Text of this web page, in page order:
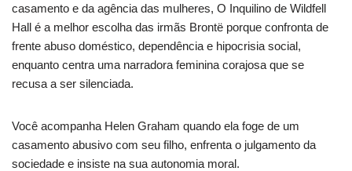
casamento e da agência das mulheres, O Inquilino de Wildfell
Hall é a melhor escolha das irmãs Brontë porque confronta de
frente abuso doméstico, dependência e hipocrisia social,
enquanto centra uma narradora feminina corajosa que se
recusa a ser silenciada.
Você acompanha Helen Graham quando ela foge de um
casamento abusivo com seu filho, enfrenta o julgamento da
sociedade e insiste na sua autonomia moral.